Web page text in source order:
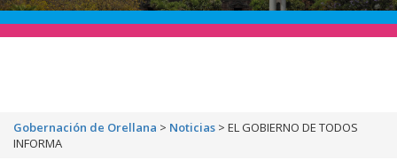
Gobernación de Orellana > Noticias > EL GOBIERNO DE TODOS
INFORMA